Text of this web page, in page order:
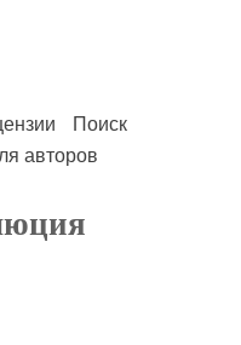
Поиск
авторов